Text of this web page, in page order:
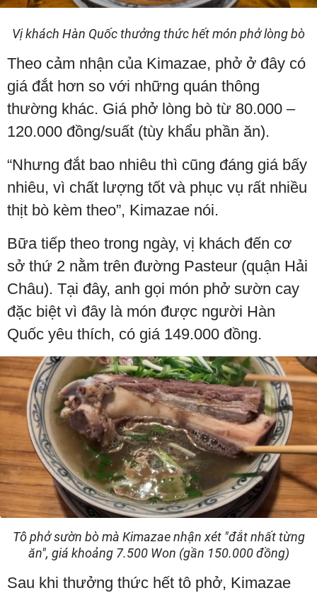
Vị khách Hàn Quốc thưởng thức hết món phở lòng bò
Theo cảm nhận của Kimazae, phở ở đây có
giá đắt hơn so với những quán thông
thường khác. Giá phở lòng bò từ 80.000 –
120.000 đồng/suất (tùy khẩu phần ăn).
“Nhưng đắt bao nhiêu thì cũng đáng giá bấy
nhiêu, vì chất lượng tốt và phục vụ rất nhiều
thịt bò kèm theo”, Kimazae nói.
Bữa tiếp theo trong ngày, vị khách đến cơ
sở thứ 2 nằm trên đường Pasteur (quận Hải
Châu). Tại đây, anh gọi món phở sườn cay
đặc biệt vì đây là món được người Hàn
Quốc yêu thích, có giá 149.000 đồng.
Tô phở sườn bò mà Kimazae nhận xét "đắt nhất từng
ăn", giá khoảng 7.500 Won (gần 150.000 đồng)
Sau khi thưởng thức hết tô phở, Kimazae